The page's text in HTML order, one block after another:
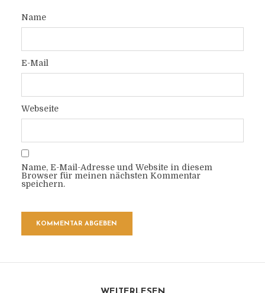
Name
E-Mail
Webseite
Name, E-Mail-Adresse und Website in diesem
Browser für meinen nächsten Kommentar
speichern.